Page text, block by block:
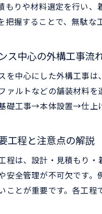
もりや材料選定を行い
把握することで、無駄な
ス中心の外構工事流
を中心にした外構工事
ァルトなどの舗装材料
礎工事→本体設置→仕上
工程と注意点の解説
程は、設計・見積もり
安全管理が不可欠です
ことが重要です。各工程